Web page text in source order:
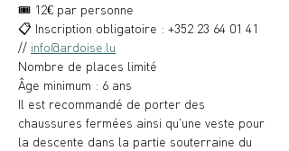
🎟️ 12€ par personne
📋 Inscription obligatoire : +352 23 64 01 41
// info@ardoise.lu
Nombre de places limité
Âge minimum : 6 ans
Il est recommandé de porter des
chaussures fermées ainsi qu'une veste pour
la descente dans la partie souterraine du